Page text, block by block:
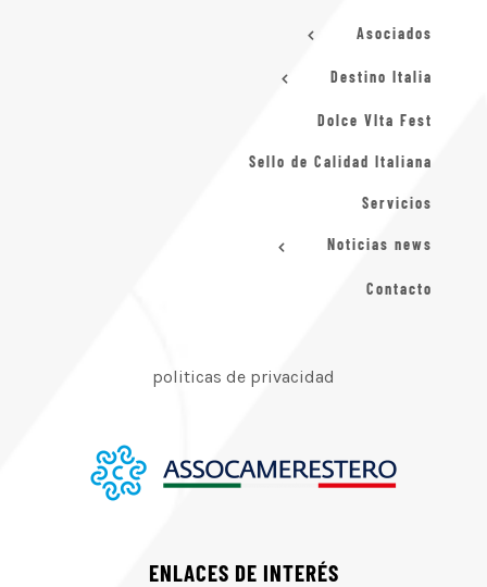
Asociados
Destino Italia
Dolce VIta Fest
Sello de Calidad Italiana
Servicios
Noticias news
Contacto
politicas de privacidad
ENLACES DE INTERÉS